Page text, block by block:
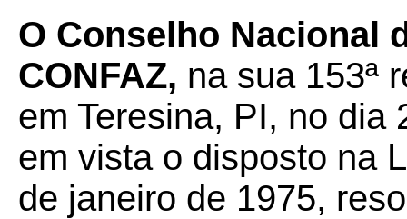
O Conselho Nacional
CONFAZ, na sua 153ª
em Teresina, PI, no dia
em vista o disposto na
de janeiro de 1975,